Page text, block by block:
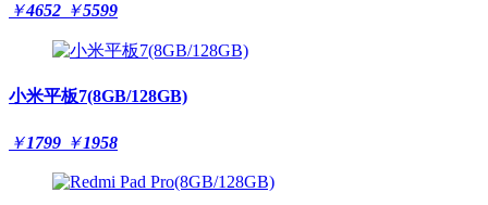
￥4652 ￥5599
小米平板7(8GB/128GB)
￥1799 ￥1958